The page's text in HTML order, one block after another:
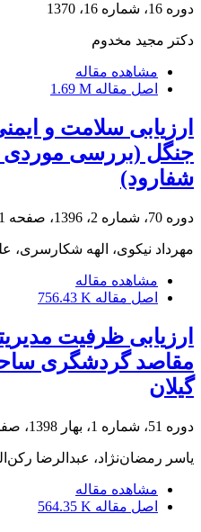
دوره 16، شماره 16، 1370
دکتر مجید مخدوم
مشاهده مقاله
اصل مقاله 1.69 M
ارزیابی سلامت و
جنگل (بررسی
شفارود)
دوره 70، شماره 2، 1396، صفحه
مهرداد نیکوی، الهه شکارسری،
مشاهده مقاله
اصل مقاله 756.43 K
ارزیابی ظرفیت
مقاصد گردشگری
گیلان
دوره 51، شماره 1، بهار 1398، صفحه
یاسر رمضان‌نژاد، عبدالرضا
مشاهده مقاله
اصل مقاله 564.35 K